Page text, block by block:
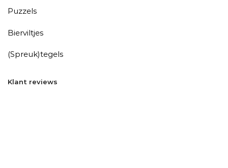
Puzzels
Bierviltjes
(Spreuk)tegels
Klant reviews